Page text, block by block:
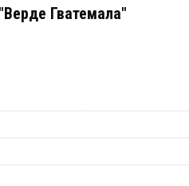
Гватемала"